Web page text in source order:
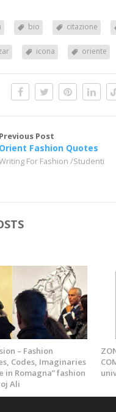
bio citazione
icona oriente
Previous Post
Orient Fashion Quotes
For Fashion /Studenti
– Fashion
Codes, Imaginaries
in Romagna” fashion
Ali